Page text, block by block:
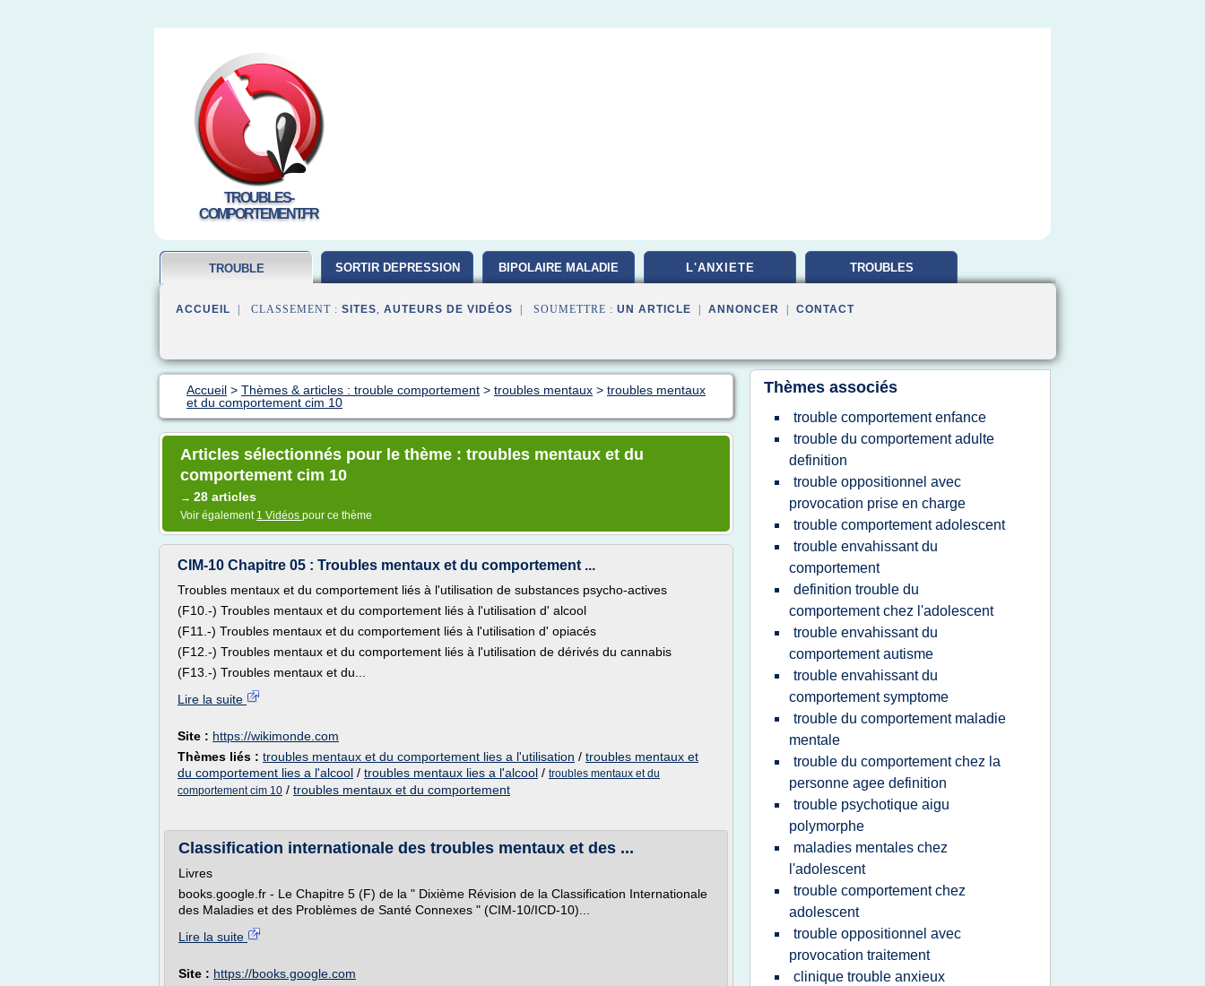
TROUBLES-
COMPORTEMENT.FR
TROUBLE SORTIR DEPRESSION BIPOLAIRE MALADIE L'ANXIETE TROUBLES
ACCUEIL | CLASSEMENT : SITES, AUTEURS DE VIDÉOS | SOUMETTRE : UN ARTICLE ANNONCER CONTACT
Accueil > Thèmes & articles : trouble comportement > troubles mentaux > troubles mentaux
et du comportement cim 10
Articles sélectionnés pour le thème : troubles mentaux et du
comportement cim 10
→ 28 articles
Voir également 1 Vidéos pour ce thème
CIM-10 Chapitre 05 : Troubles mentaux et du comportement ...
Troubles mentaux et du comportement liés à l'utilisation de substances psycho-actives
(F10.-) Troubles mentaux et du comportement liés à l'utilisation d' alcool
(F11.-) Troubles mentaux et du comportement liés à l'utilisation d' opiacés
(F12.-) Troubles mentaux et du comportement liés à l'utilisation de dérivés du cannabis
(F13.-) Troubles mentaux et du...
Lire la suite
Site : https://wikimonde.com
Thèmes liés : troubles mentaux et du comportement lies a l'utilisation / troubles mentaux et
du comportement lies a l'alcool / troubles mentaux lies a l'alcool / troubles mentaux et du
comportement cim 10 / troubles mentaux et du comportement
Classification internationale des troubles mentaux et des ...
Livres
books.google.fr - Le Chapitre 5 (F) de la " Dixième Révision de la Classification Internationale
des Maladies et des Problèmes de Santé Connexes " (CIM-10/ICD-10)...
Lire la suite
Site : https://books.google.com
Thèmes associés
trouble comportement enfance
trouble du comportement adulte
definition
trouble oppositionnel avec
provocation prise en charge
trouble comportement adolescent
trouble envahissant du
comportement
definition trouble du
comportement chez l'adolescent
trouble envahissant du
comportement autisme
trouble envahissant du
comportement symptome
trouble du comportement maladie
mentale
trouble du comportement chez la
personne agee definition
trouble psychotique aigu
polymorphe
maladies mentales chez
l'adolescent
trouble comportement chez
adolescent
trouble oppositionnel avec
provocation traitement
clinique trouble anxieux